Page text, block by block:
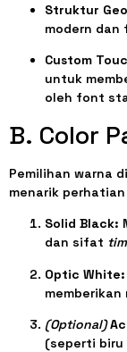
Struktur
modern
Custom
untuk
oleh font
B. Color
Pemilihan warna
menarik
Solid Black:
dan sifat
Optic White:
(Optional)
(seperti biru